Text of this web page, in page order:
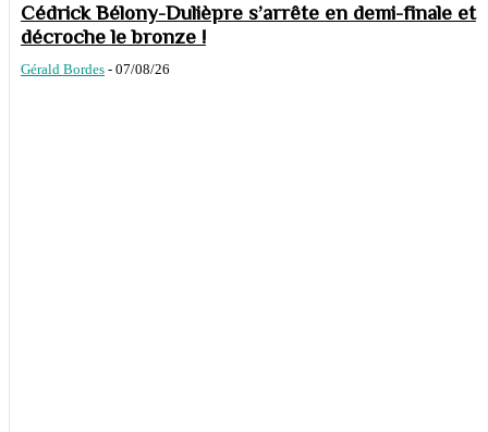
Cédrick Bélony-Dulièpre s’arrête en demi-finale et
décroche le bronze !
Gérald Bordes - 07/08/26